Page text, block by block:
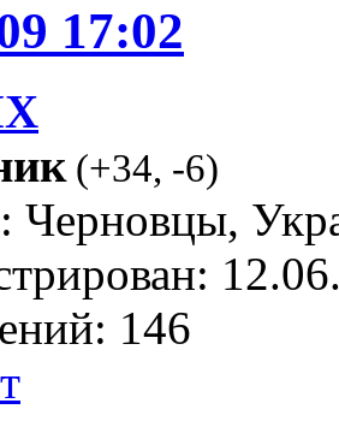
17:02
(+34, -6)
Черновцы,
146